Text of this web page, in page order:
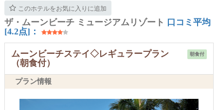
このホテルをお気に入りに追加
ザ・ムーンビーチ ミュージアムリゾート 口コミ平均
[4.2点]：
朝食付
ムーンビーチステイ◇レギュラープラン
（朝食付）
プラン情報